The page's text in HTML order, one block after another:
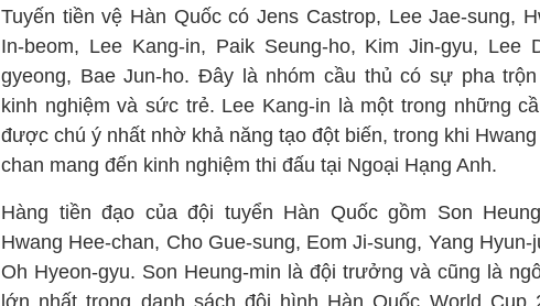
Tuyến tiền vệ Hàn Quốc có Jens Castrop, Lee Jae-sung,
In-beom, Lee Kang-in, Paik Seung-ho, Kim Jin-gyu, Lee
gyeong, Bae Jun-ho. Đây là nhóm cầu thủ có sự pha
kinh nghiệm và sức trẻ. Lee Kang-in là một trong những
được chú ý nhất nhờ khả năng tạo đột biến, trong khi
chan mang đến kinh nghiệm thi đấu tại Ngoại Hạng Anh.
Hàng tiền đạo của đội tuyển Hàn Quốc gồm Son
Hwang Hee-chan, Cho Gue-sung, Eom Ji-sung, Yang Hyun-
Oh Hyeon-gyu. Son Heung-min là đội trưởng và cũng là
lớn nhất trong danh sách đội hình Hàn Quốc World Cup